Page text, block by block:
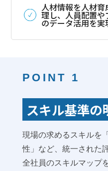
人材情報を人材
理し、人員配置
のデータ活用を実
POINT 1
スキル基準の
現場の求めるスキルを
性」など、統一された
全社員のスキルマップ